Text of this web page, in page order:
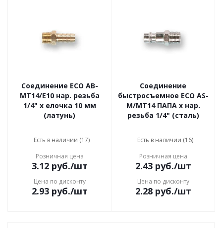
Соединение ECO AB-
MT14/E10 нар. резьба
1/4" х елочка 10 мм
(латунь)
Есть в наличии (17)
Розничная цена
3.12руб./шт
Цена по дисконту
2.93руб./шт
Соединение
быстросъемное ECO AS-
M/MT14 ПАПА х нар.
резьба 1/4" (сталь)
Есть в наличии (16)
Розничная цена
2.43руб./шт
Цена по дисконту
2.28руб./шт